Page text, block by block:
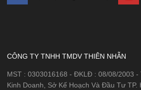
CÔNG TY TNHH TMDV THIÊN NHẪN
MST : 0303016168 - ĐKLĐ : 08/08/2003
Kinh Doanh, Sở Kế Hoạch Và Đầu Tư TP.